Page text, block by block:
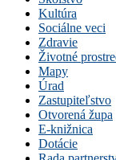
Kultúra
Sociálne veci
Zdravie
Životné
Mapy
Úrad
Zastupiteľstvo
Otvorená župa
E-knižnica
Dotácie